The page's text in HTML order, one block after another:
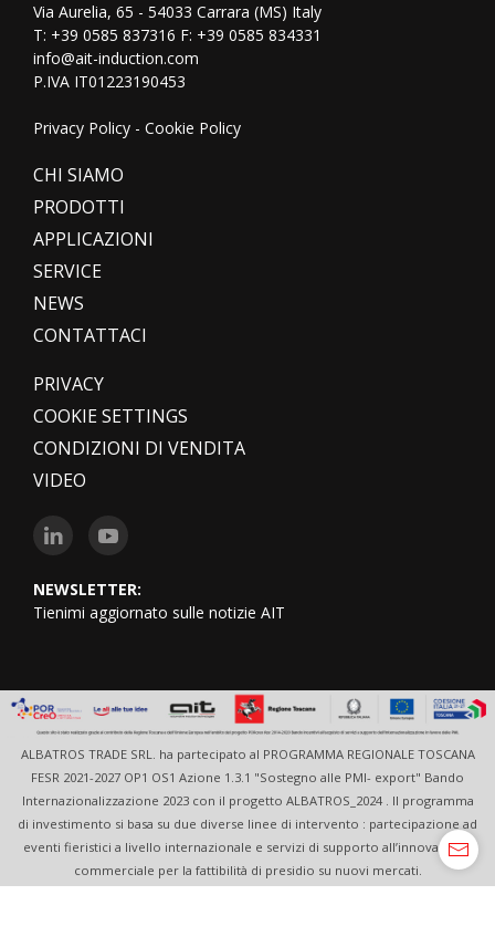
Via Aurelia, 65 - 54033 Carrara (MS) Italy
T: +39 0585 837316 F: +39 0585 834331
info@ait-induction.com
P.IVA IT01223190453
Privacy Policy - Cookie Policy
CHI SIAMO
PRODOTTI
APPLICAZIONI
SERVICE
NEWS
CONTATTACI
PRIVACY
COOKIE SETTINGS
CONDIZIONI DI VENDITA
VIDEO
NEWSLETTER:
Tienimi aggiornato sulle notizie AIT
ALBATROS TRADE SRL. ha partecipato al PROGRAMMA REGIONALE TOSCANA
FESR 2021-2027 OP1 OS1 Azione 1.3.1 "Sostegno alle PMI- export" Bando
Internazionalizzazione 2023 con il progetto ALBATROS_2024 . Il programma
di investimento si basa su due diverse linee di intervento : partecipazione ad
eventi fieristici a livello internazionale e servizi di supporto all’innovazione
commerciale per la fattibilità di presidio su nuovi mercati.